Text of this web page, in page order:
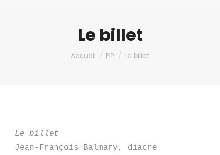
Le billet
Vous êtes ici :
Accueil FIP Le billet
Le billet
Jean-François Balmary, diacre